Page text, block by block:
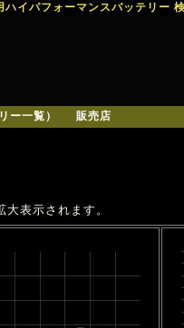
イパフォーマンスバッテリー
ー一覧） 販売店
表示されます。